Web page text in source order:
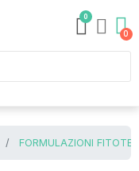
0
FORMULAZIONI